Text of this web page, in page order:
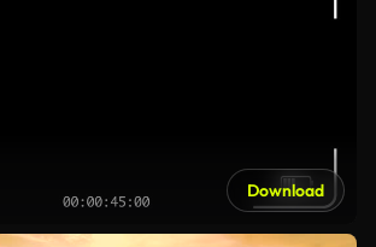
Download